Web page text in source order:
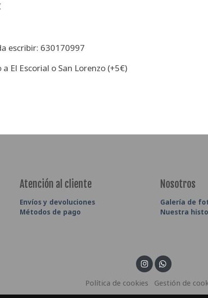
escribir: 630170997
El Escorial o San Lorenzo (+5€)
Atención al cliente
Envíos y devoluciones
Métodos de pago
Nosotros
Galería de
Nuestra
Política de cookies Gestión de